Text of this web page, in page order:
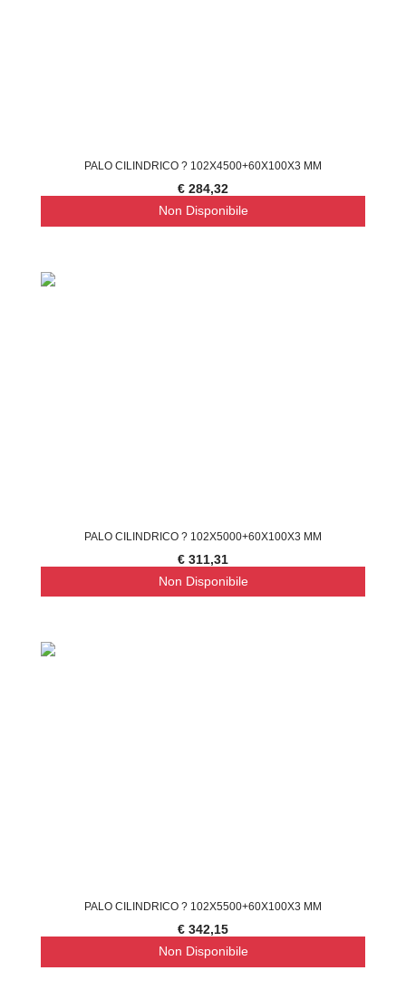
PALO CILINDRICO ? 102X4500+60X100X3 MM
€ 284,32
Non Disponibile
PALO CILINDRICO ? 102X5000+60X100X3 MM
€ 311,31
Non Disponibile
PALO CILINDRICO ? 102X5500+60X100X3 MM
€ 342,15
Non Disponibile